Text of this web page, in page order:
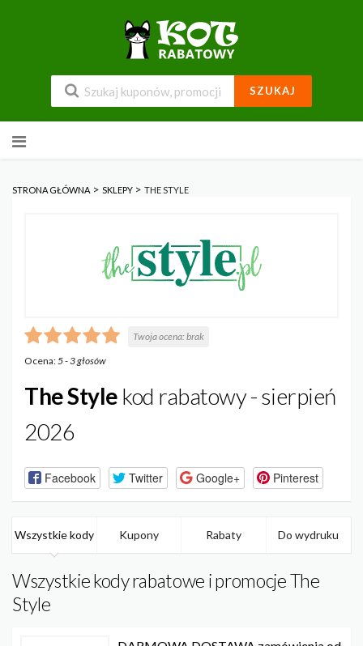
SZUKAJ
do
STRONA GŁÓWNA > SKLEPY > THE STYLE
Twoja ocena:brak
Ocena:5-3głosów
The Style kod rabatowy - sierpień
2026
Facebook Twitter Google+ Pinterest
Wszystkie kody Kupony Rabaty Do wydruku
Wszystkie kody rabatowe i promocje The
Style